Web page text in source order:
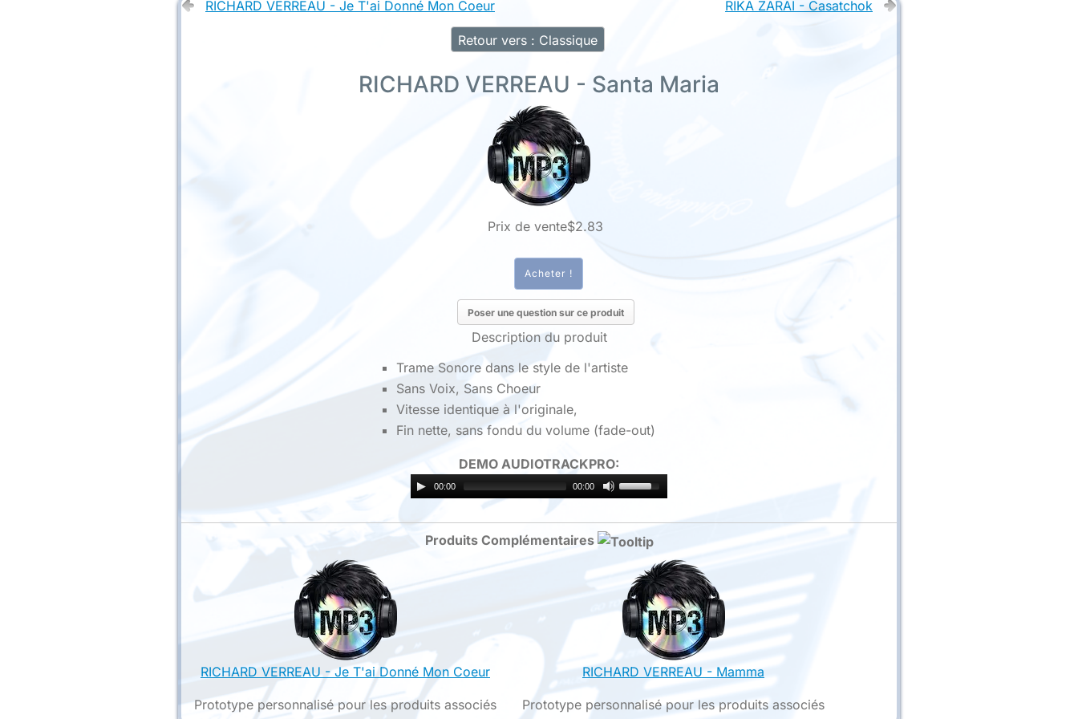
RICHARD VERREAU - Je T'ai Donné Mon Coeur
RIKA ZARAI - Casatchok
Retour vers : Classique
RICHARD VERREAU - Santa Maria
Prix ​​de vente$2.83
Poser une question sur ce produit
Description du produit
Trame Sonore dans le style de l'artiste
Sans Voix, Sans Choeur
Vitesse identique à l'originale,
Fin nette, sans fondu du volume (fade-out)
DEMO AUDIOTRACKPRO:
00:00 00:00
Produits Complémentaires
RICHARD VERREAU - Je T'ai Donné Mon Coeur
Prototype personnalisé pour les produits associés
RICHARD VERREAU - Mamma
Prototype personnalisé pour les produits associés